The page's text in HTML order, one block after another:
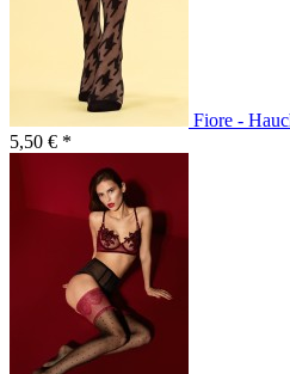
Fiore -
5,50 € *